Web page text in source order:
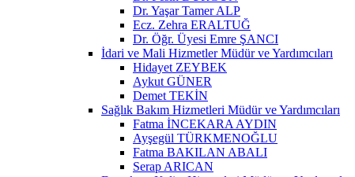
Dr. Yaşar Tamer ALP
Ecz. Zehra ERALTUĞ
Dr. Öğr. Üyesi Emre ŞANCI
İdari ve Mali Hizmetler Müdür ve Yardımcıları
Hidayet ZEYBEK
Aykut GÜNER
Demet TEKİN
Sağlık Bakım Hizmetleri Müdür ve Yardımcıları
Fatma İNCEKARA AYDIN
Ayşegül TÜRKMENOĞLU
Fatma BAKILAN ABALI
Serap ARICAN